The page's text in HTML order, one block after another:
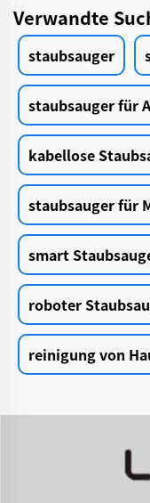
Verwandte
staubsauger
staubsauger für
kabellose
staubsauger für
smart
roboter
reinigung von